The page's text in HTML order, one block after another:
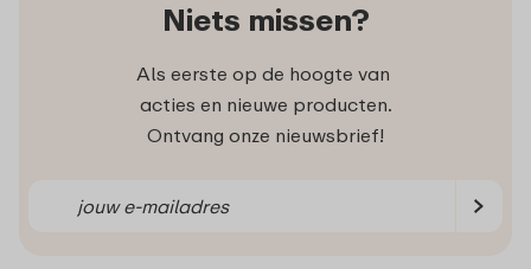
Niets missen?
Als eerste op de hoogte van
acties en nieuwe producten.
Ontvang onze nieuwsbrief!